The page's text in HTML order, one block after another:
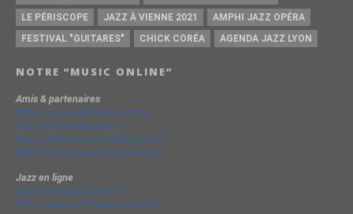
LE PÉRISCOPE
JAZZ À VIENNE 2021
AMPHI JAZZ OPÉRA
FESTIVAL "GUITARES"
CHICK CORÉA AGENDA JAZZ LYON
NOTRE “MUSIC ONLINE”
Amis & partenaires
https://groovesidestory.com/
http://lyon-music.com/
http://chrischarpenel.blogspot.fr
https://www.yvesdorison.net/q-r
Jazz en ligne
http://www.jazzradio.fr/
http://www.jazzmagazine.com/